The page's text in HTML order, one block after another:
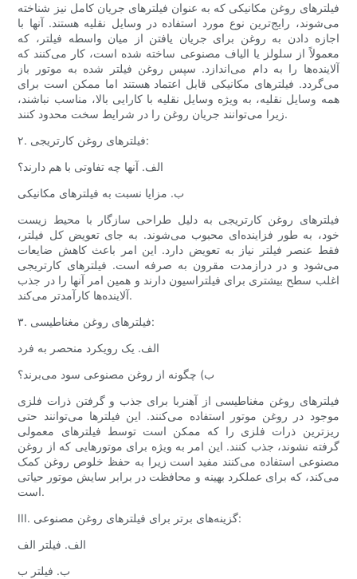
فیلترهای روغن مکانیکی که به عنوان فیلترهای جریان کامل نیز شناخته
می‌شوند، رایج‌ترین نوع مورد استفاده در وسایل نقلیه هستند. آنها با
اجازه دادن به روغن برای جریان یافتن از میان واسطه فیلتر، که
معمولاً از سلولز یا الیاف مصنوعی ساخته شده است، کار می‌کنند که
آلاینده‌ها را به دام می‌اندازد. سپس روغن فیلتر شده به موتور باز
می‌گردد. فیلترهای مکانیکی قابل اعتماد هستند اما ممکن است برای
همه وسایل نقلیه، به ویژه وسایل نقلیه با کارایی بالا، مناسب نباشند،
زیرا می‌توانند جریان روغن را در شرایط سخت محدود کنند.
۲. فیلترهای روغن کارتریجی:
الف. آنها چه تفاوتی با هم دارند؟
ب. مزایا نسبت به فیلترهای مکانیکی
فیلترهای روغن کارتریجی به دلیل طراحی سازگار با محیط زیست
خود، به طور فزاینده‌ای محبوب می‌شوند. به جای تعویض کل فیلتر،
فقط عنصر فیلتر نیاز به تعویض دارد. این امر باعث کاهش ضایعات
می‌شود و در درازمدت مقرون به صرفه است. فیلترهای کارتریجی
اغلب سطح بیشتری برای فیلتراسیون دارند و همین امر آنها را در جذب
آلاینده‌ها کارآمدتر می‌کند.
۳. فیلترهای روغن مغناطیسی:
الف. یک رویکرد منحصر به فرد
ب) چگونه از روغن مصنوعی سود می‌برند؟
فیلترهای روغن مغناطیسی از آهنربا برای جذب و گرفتن ذرات فلزی
موجود در روغن موتور استفاده می‌کنند. این فیلترها می‌توانند حتی
ریزترین ذرات فلزی را که ممکن است توسط فیلترهای معمولی
گرفته نشوند، جذب کنند. این امر به ویژه برای موتورهایی که از روغن
مصنوعی استفاده می‌کنند مفید است زیرا به حفظ خلوص روغن کمک
می‌کند، که برای عملکرد بهینه و محافظت در برابر سایش موتور حیاتی
است.
III. گزینه‌های برتر برای فیلترهای روغن مصنوعی:
الف. فیلتر الف
ب. فیلتر ب